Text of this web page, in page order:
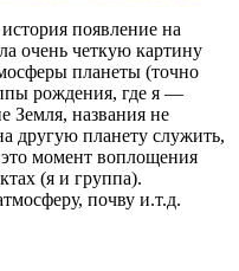
появление на
очень четкую картину
планеты (точно
рождения, где я —
Земля, названия не
другую планету служить,
момент воплощения
(я и группа).
почву и.т.д.